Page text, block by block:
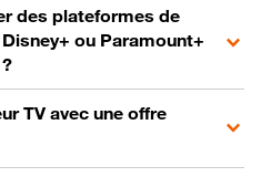
des plateformes de
ou Paramount+
TV avec une offre